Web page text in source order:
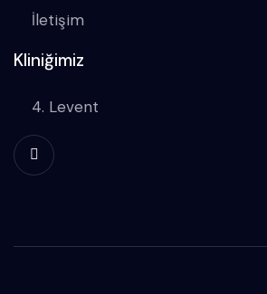
İletişim
Kliniğimiz
4. Levent